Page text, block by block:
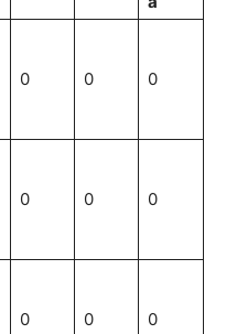
0 0 0
0 0 0
0 0 0